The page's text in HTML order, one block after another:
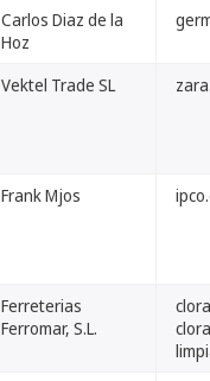
Carlos Diaz de la
Hoz
Vektel Trade SL
Frank Mjos
Ferreterias
Ferromar, S.L.